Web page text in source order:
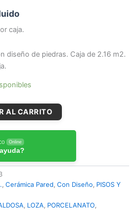
caja.
diseño de piedras. Caja de 2.16 m2.
AL CARRITO
Online
, Cerámica Pared, Con Diseño, PISOS Y
, LOZA, PORCELANATO,